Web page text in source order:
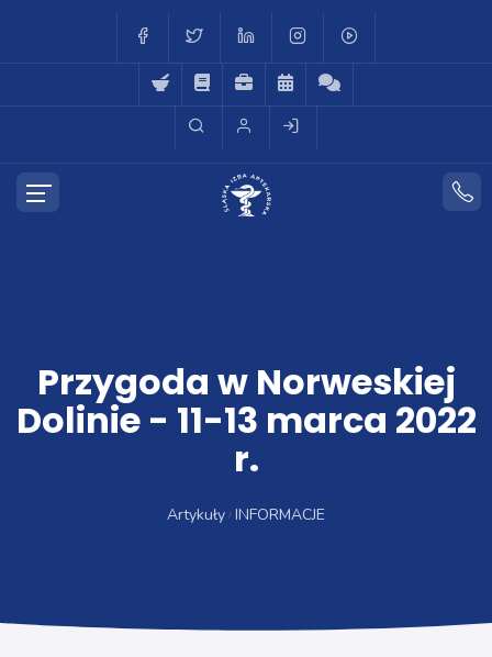
Przygoda w Norweskiej
Dolinie - 11-13 marca 2022
r.
Artykuły INFORMACJE